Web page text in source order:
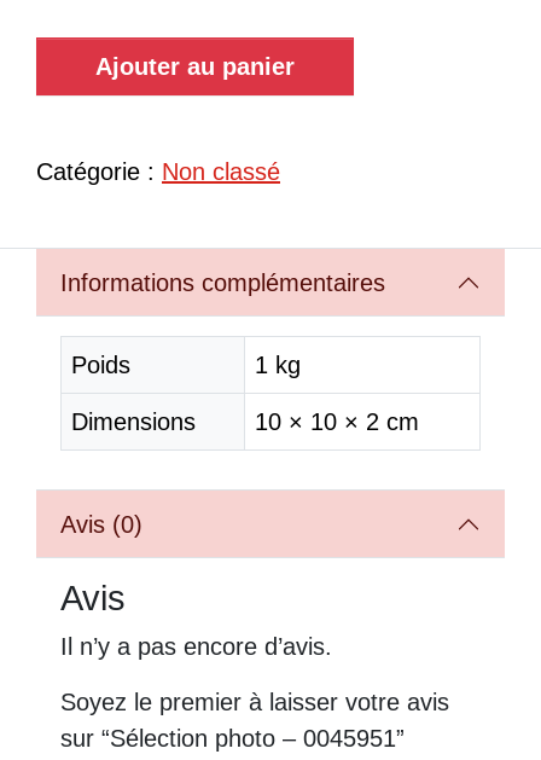
Ajouter au panier
Catégorie : Non classé
Informations complémentaires
Poids 1 kg
Dimensions 10 × 10 × 2 cm
Avis (0)
Avis
Il n’y a pas encore d’avis.
Soyez le premier à laisser votre avis
sur “Sélection photo – 0045951”